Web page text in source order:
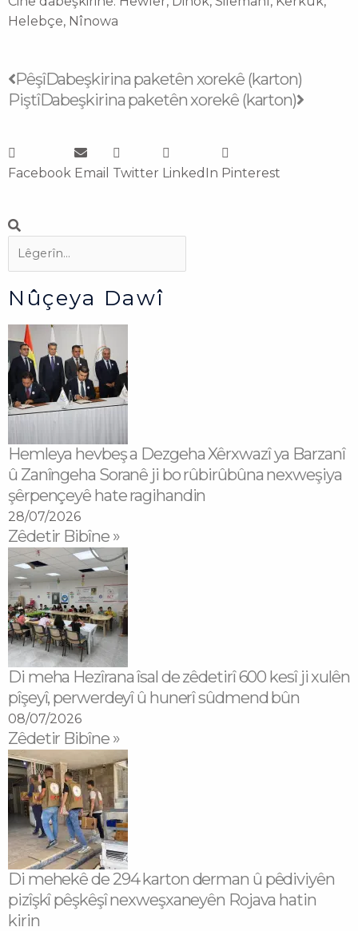
Helebçe, Nînowa
Prev
PêşîDabeşkirina paketên xorekê (karton)
PiştîDabeşkirina paketên xorekê (karton)
Facebook Email Twitter LinkedIn Pinterest
Search
Nûçeya Dawî
Hemleya hevbeş a Dezgeha Xêrxwazî ya Barzanî
û Zanîngeha Soranê ji bo rûbirûbûna nexweşiya
şêrpençeyê hate ragihandin
28/07/2026
Zêdetir Bibîne »
Di meha Hezîrana îsal de zêdetirî 600 kesî ji xulên
pîşeyî, perwerdeyî û hunerî sûdmend bûn
08/07/2026
Zêdetir Bibîne »
Di mehekê de 294 karton derman û pêdiviyên
pizîşkî pêşkêşî nexweşxaneyên Rojava hatin
kirin